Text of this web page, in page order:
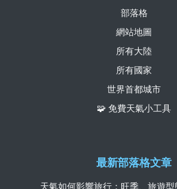
部落格
網站地圖
所有大陸
所有國家
世界首都城市
🧩 免費天氣小工具
最新部落格文章
天氣如何影響旅行：旺季、旅遊